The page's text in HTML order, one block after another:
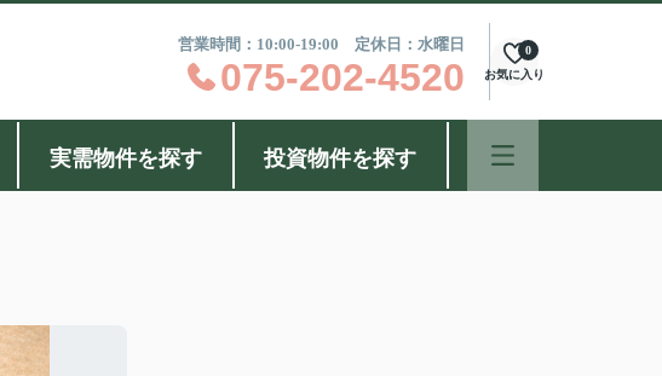
営業時間：10:00-19:00 定休日：水曜日
075-202-4520 お気に入り
0
実需物件を探す 投資物件を探す